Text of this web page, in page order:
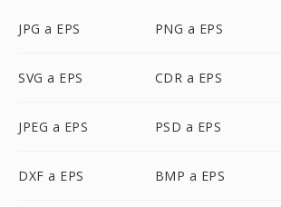
JPG a EPS PNG a EPS
SVG a EPS CDR a EPS
JPEG a EPS PSD a EPS
DXF a EPS BMP a EPS